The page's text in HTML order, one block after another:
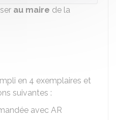
au maire de la
en 4 exemplaires et
suivantes :
avec AR